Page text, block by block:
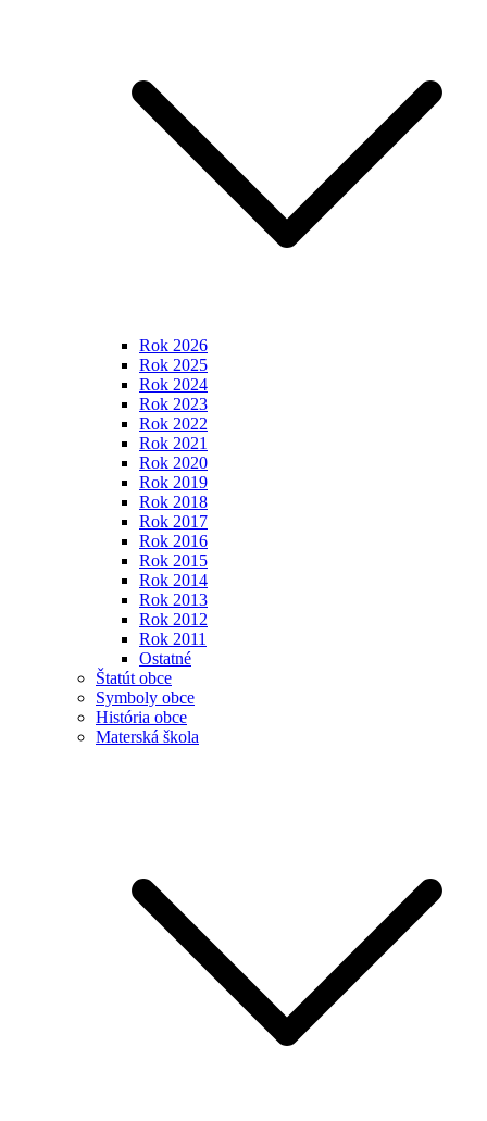
Rok 2026
Rok 2025
Rok 2024
Rok 2023
Rok 2022
Rok 2021
Rok 2020
Rok 2019
Rok 2018
Rok 2017
Rok 2016
Rok 2015
Rok 2014
Rok 2013
Rok 2012
Rok 2011
Ostatné
Štatút obce
Symboly obce
História obce
Materská škola